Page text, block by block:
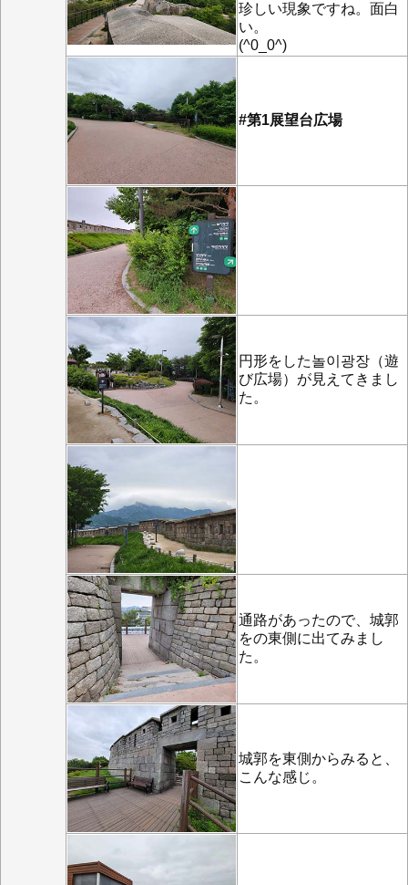
珍しい現象ですね。面白
い。
(^0_0^)
#第1展望台広場
円形をした놀이광장（遊
び広場）が見えてきまし
た。
通路があったので、城郭
をの東側に出てみまし
た。
城郭を東側からみると、
こんな感じ。